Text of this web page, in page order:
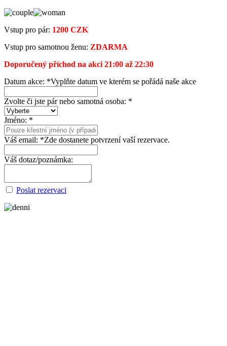
Vstup pro pár: 1200 CZK
Vstup pro samotnou ženu: ZDARMA
Doporučený příchod na akci 21:00 až 22:30
Datum akce: *Vyplňte datum ve kterém se pořádá naše akce
Zvolte či jste pár nebo samotná osoba: *
Jméno: *
Váš email: *Zde dostanete potvrzení vaší rezervace.
Váš dotaz/poznámka:
Poslat rezervaci